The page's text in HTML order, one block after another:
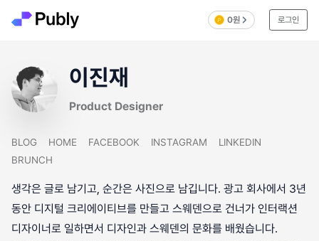
0원 로그인
이진재
Product Designer
BLOG HOME FACEBOOK INSTAGRAM
LINKEDIN
BRUNCH
생각은 글로 남기고, 순간은 사진으로 남깁니다. 광고 회사에서 3년
동안 디지털 크리에이티브를 만들고 스웨덴으로 건너가 인터랙션
디자이너로 일하면서 디자인과 스웨덴의 문화를 배웠습니다.